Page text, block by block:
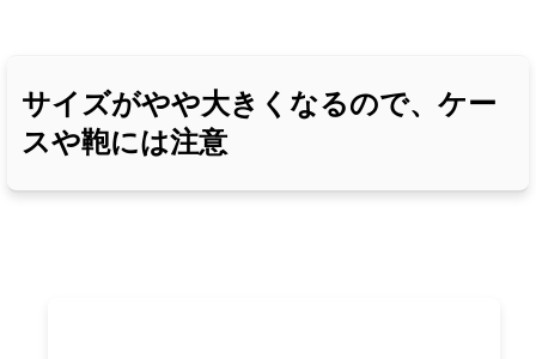
サイズがやや大きくなるので、ケー
スや鞄には注意